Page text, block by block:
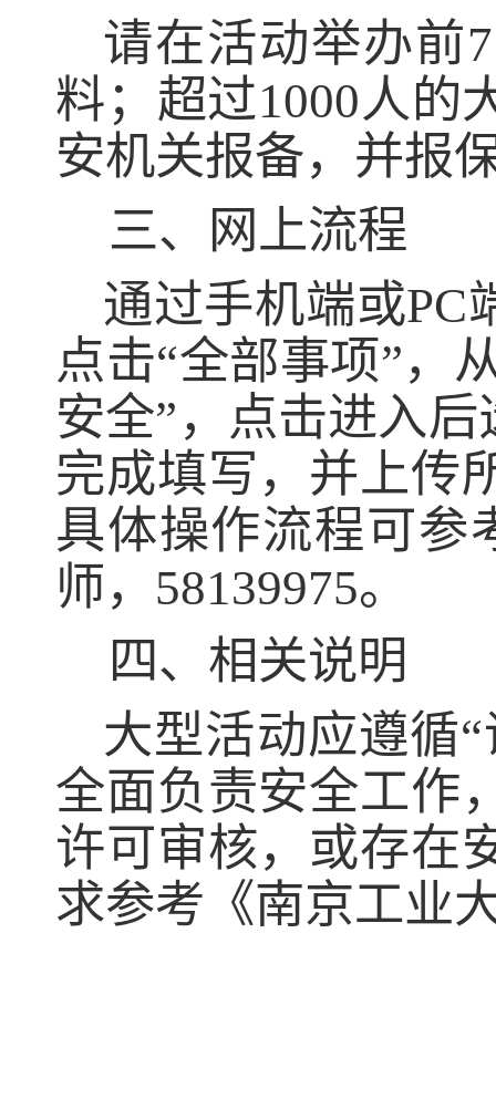
请在活动举办前7
料；超过1000人的
安机关报备，并报
三、网上流程
通过手机端或PC
点击“全部事项”，
安全”，点击进入后
完成填写，并上传
具体操作流程可参
师， 58139975。
四、相关说明
大型活动应遵循“
全面负责安全工作
许可审核，或存在
求参考《南京工业